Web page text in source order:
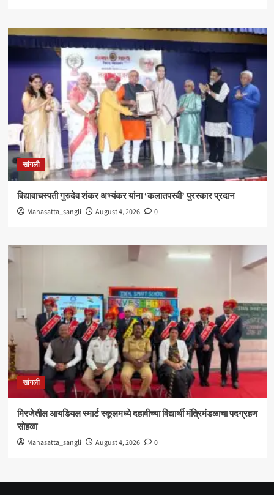
सांगली
विद्यावाचस्पती गुरुदेव शंकर अभ्यंकर यांना ‘कलातपस्वी’ पुरस्कार प्रदान
Mahasatta_sangli August 4, 2026 0
सांगली
मिरजेतील आयडियल स्मार्ट स्कूलमध्ये दहावीच्या विद्यार्थी मंत्रिमंडळाचा पदग्रहण
सोहळा
Mahasatta_sangli August 4, 2026 0